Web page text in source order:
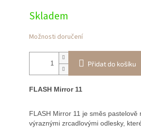
cena:
Skladem
Možnosti doručení
Přidat do košíku
FLASH Mirror 11
FLASH Mirror 11 je směs pastelově
výraznými zrcadlovými odlesky,